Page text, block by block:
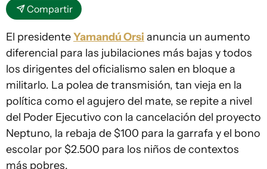
Compartir
El presidenteYamandú Orsi anuncia un aumento
diferencial para las jubilaciones más bajas y todos
los dirigentes del oficialismo salen en bloque a
militarlo. La polea de transmisión, tan vieja en la
política como el agujero del mate, se repite a nivel
del Poder Ejecutivo con la cancelación del proyecto
Neptuno, la rebaja de $100 para la garrafa y el bono
escolar por $2.500 para los niños de contextos
más pobres.